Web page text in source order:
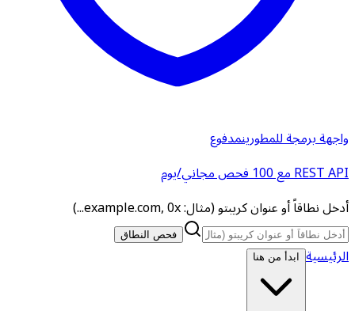
واجهة برمجة للمطورينمدفوع
REST API مع 100 فحص مجاني/يوم
أدخل نطاقاً أو عنوان كريبتو (مثال: example.com, 0x...)
فحص النطاق
الرئيسية ابدأ من هنا